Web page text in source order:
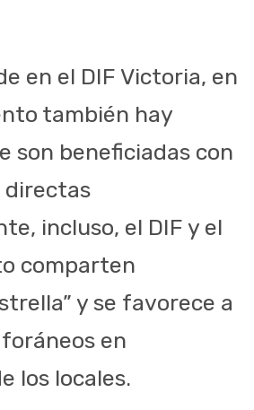
en el DIF Victoria, en
también hay
son beneficiadas con
directas
incluso, el DIF y el
comparten
y se favorece a
en
los locales.